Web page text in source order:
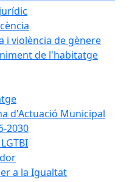
i violència de gènere
de l'habitatge
d'Actuació Municipal
2030
a la Igualtat